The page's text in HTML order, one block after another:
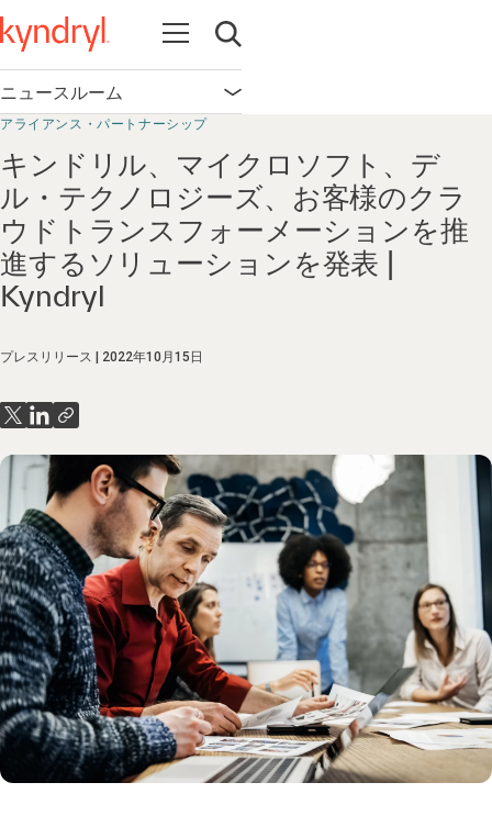
Open navigation
Open search
ニュースルーム Open navigation
アライアンス・パートナーシップ
キンドリル、マイクロソフト、デ
ル・テクノロジーズ、お客様のクラ
ウドトランスフォーメーションを推
進するソリューションを発表 |
Kyndryl
プレスリリース 2022年10月15日